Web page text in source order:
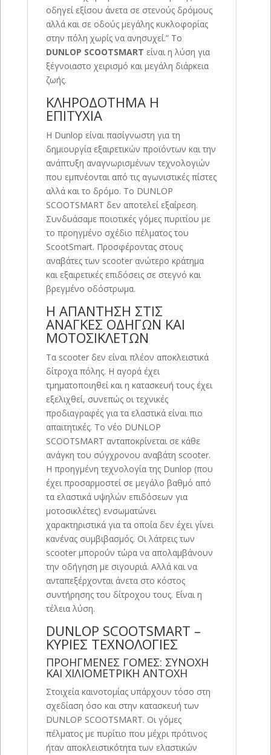
οδηγεί εξίσου άνετα σε στενούς δρόμους
αλλά και σε οδούς μεγάλης κυκλοφορίας
στην πόλη χωρίς να ανησυχεί.” Το
DUNLOP SCOOTSMART είναι η λύση για
ξέγνοιαστο χειρισμό και μεγάλη διάρκεια
ζωής.
ΚΛΗΡΟΔΟΤΗΜΑ Η
ΕΠΙΤΥΧΙΑ
Η Dunlop είναι πασίγνωστη για τη
δημιουργία εξαιρετικών προϊόντων και την
ανάπτυξη αναγνωρισμένων τεχνολογιών
που εμπνέονται από τις αγωνιστικές πίστες
αλλά και το δρόμο. Το DUNLOP
SCOOTSMART δεν αποτελεί εξαίρεση.
Συνδυάσαμε ποιοτικές γόμες πυριτίου με
το προηγμένο σχέδιο πέλματος του
ScootSmart. Προσφέροντας στους
αναβάτες των scooter ανώτερο κράτημα
και εξαιρετικές επιδόσεις σε στεγνό και
βρεγμένο οδόστρωμα.
Η ΑΠΑΝΤΗΣΗ ΣΤΙΣ
ΑΝΑΓΚΕΣ ΟΔΗΓΩΝ ΚΑΙ
ΜΟΤΟΣΙΚΛΕΤΩΝ
Τα scooter δεν είναι πλέον αποκλειστικά
δίτροχα πόλης. Η αγορά έχει
τμηματοποιηθεί και η κατασκευή τους έχει
εξελιχθεί, συνεπώς οι τεχνικές
προδιαγραφές για τα ελαστικά είναι πιο
απαιτητικές. Το νέο DUNLOP
SCOOTSMART ανταποκρίνεται σε κάθε
ανάγκη του σύγχρονου αναβάτη scooter.
Η προηγμένη τεχνολογία της Dunlop (που
έχει προσαρμοστεί σε μεγάλο βαθμό από
τα ελαστικά υψηλών επιδόσεων για
μοτοσικλέτες) ενσωματώνει
χαρακτηριστικά για τα οποία δεν έχει γίνει
κανένας συμβιβασμός. Οι λάτρεις των
scooter μπορούν τώρα να απολαμβάνουν
την οδήγηση με σιγουριά. Αλλά και να
ανταπεξέρχονται άνετα στο κόστος
συντήρησης του δίτροχου τους. Είναι η
τέλεια λύση.
DUNLOP SCOOTSMART –
ΚΥΡΙΕΣ ΤΕΧΝΟΛΟΓΙΕΣ
ΠΡΟΗΓΜΕΝΕΣ ΓΟΜΕΣ: ΣΥΝΟΧΗ
ΚΑΙ ΧΙΛΙΟΜΕΤΡΙΚΗ ΑΝΤΟΧΗ
Στοιχεία καινοτομίας υπάρχουν τόσο στη
σχεδίαση όσο και στην κατασκευή των
DUNLOP SCOOTSMART. Οι γόμες
πέλματος με πυρίτιο που μέχρι πρότινος
ήταν αποκλειστικότητα των ελαστικών